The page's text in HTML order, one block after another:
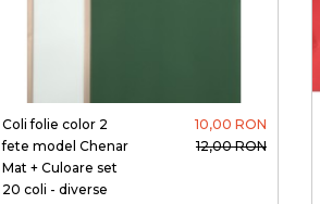
Coli folie color 2
fete model Chenar
Mat + Culoare set
20 coli - diverse
10,00 RON
12,00 RON